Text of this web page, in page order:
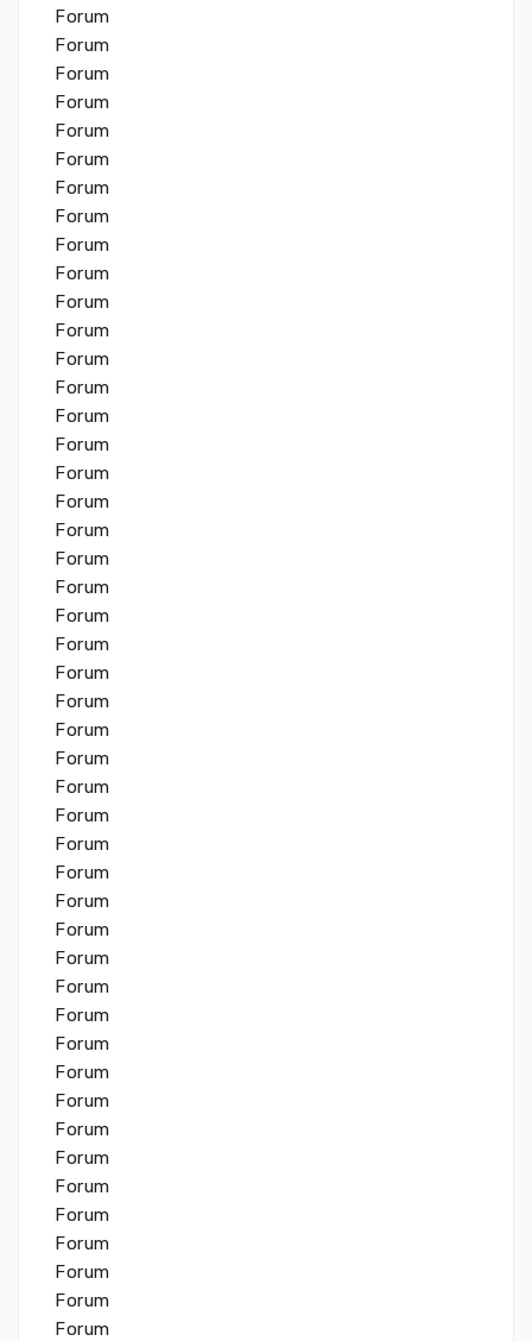
Forum
Forum
Forum
Forum
Forum
Forum
Forum
Forum
Forum
Forum
Forum
Forum
Forum
Forum
Forum
Forum
Forum
Forum
Forum
Forum
Forum
Forum
Forum
Forum
Forum
Forum
Forum
Forum
Forum
Forum
Forum
Forum
Forum
Forum
Forum
Forum
Forum
Forum
Forum
Forum
Forum
Forum
Forum
Forum
Forum
Forum
Forum